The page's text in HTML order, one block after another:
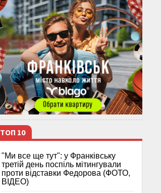
ТОП 10
"Ми все ще тут": у Франківську
третій день поспіль мітингували
проти відставки Федорова (ФОТО,
ВІДЕО)